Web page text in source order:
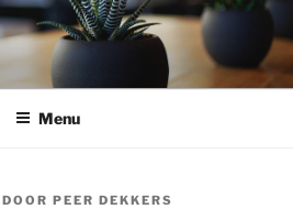
Menu
DOOR PEER DEKKERS